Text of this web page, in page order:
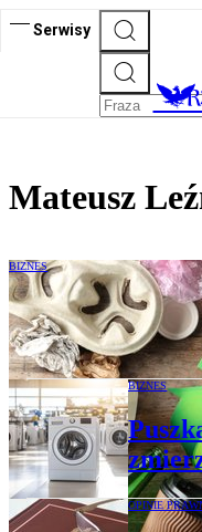
Serwisy
Mateusz
BIZNES
Kluczowe
oznacza dla
BIZNES
OPINIE